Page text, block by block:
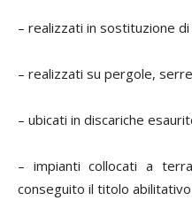
– realizzati in sostituzione
– realizzati su pergole,
– ubicati in discariche
– impianti collocati a
conseguito il titolo